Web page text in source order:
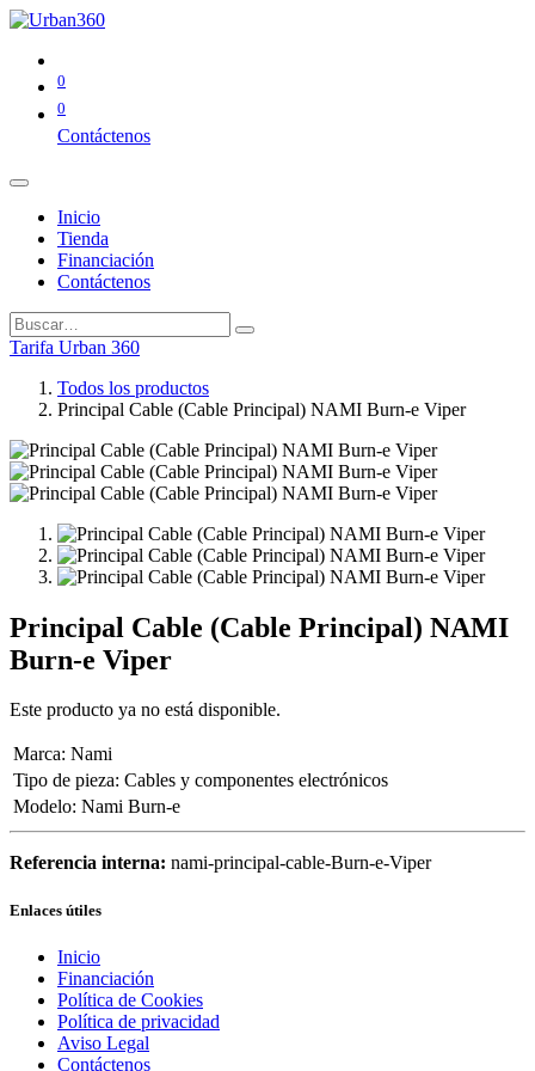
0
0
Contáctenos
Inicio
Tienda
Financiación
Contáctenos
Tarifa Urban 360
Todos los productos
Principal Cable (Cable Principal) NAMI Burn-e Viper
Principal Cable (Cable Principal) NAMI
Burn-e Viper
Este producto ya no está disponible.
Marca: Nami
Tipo de pieza: Cables y componentes electrónicos
Modelo: Nami Burn-e
Referencia interna: nami-principal-cable-Burn-e-Viper
Enlaces útiles
Inicio
Financiación
Política de Cookies
Política de privacidad
Aviso Legal
Contáctenos